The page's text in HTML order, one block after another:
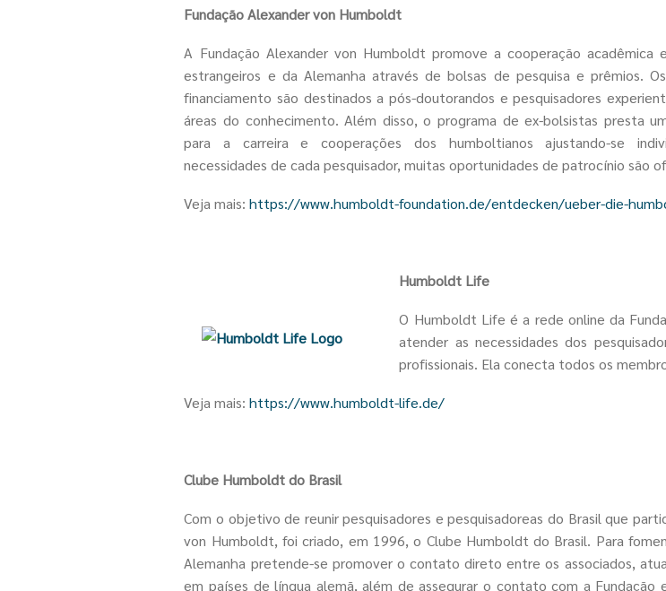
Fundação Alexander von Humboldt
A Fundação Alexander von Humboldt promove a cooperação acadêmica
estrangeiros e da Alemanha através de bolsas de pesquisa e prêmios.
financiamento são destinados a pós-doutorandos e pesquisadores
áreas do conhecimento. Além disso, o programa de ex-bolsistas presta
para a carreira e cooperações dos humboltianos ajustando-se
necessidades de cada pesquisador, muitas oportunidades de patrocínio são
Veja mais:https://www.humboldt-foundation.de/entdecken/ueber-die-
Humboldt Life
O Humboldt Life é a rede online da
atender as necessidades dos
profissionais. Ela conecta todos os
Veja mais:https://www.humboldt-life.de/
Clube Humboldt do Brasil
Com o objetivo de reunir pesquisadores e pesquisadoreas do Brasil que
von Humboldt, foi criado, em 1996, o Clube Humboldt do Brasil. Para
Alemanha pretende-se promover o contato direto entre os associados,
em países de língua alemã, além de assegurar o contato com a